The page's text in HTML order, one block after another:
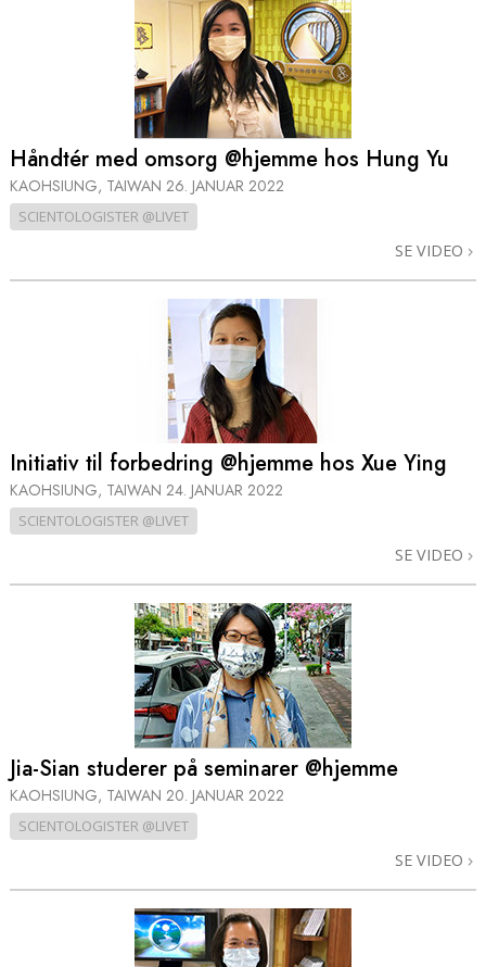
Håndtér med omsorg @hjemme hos Hung Yu
KAOHSIUNG, TAIWAN 26. JANUAR 2022
SCIENTOLOGISTER @LIVET
SE VIDEO
Initiativ til forbedring @hjemme hos Xue Ying
KAOHSIUNG, TAIWAN 24. JANUAR 2022
SCIENTOLOGISTER @LIVET
SE VIDEO
Jia-Sian studerer på seminarer @hjemme
KAOHSIUNG, TAIWAN 20. JANUAR 2022
SCIENTOLOGISTER @LIVET
SE VIDEO